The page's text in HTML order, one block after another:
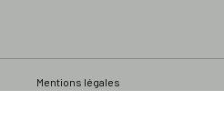
Mentions légales